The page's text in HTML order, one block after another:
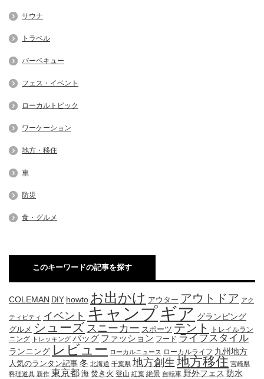
サウナ
トラベル
バーベキュー
フェス・イベント
ローカルトピック
ワーケーション
地方・移住
車
防災
食・グルメ
このキーワードの記事を探す
COLEMAN DIY howto お出かけ アウター アウトドア アク
ティビティ イベント キャンプギア グランピング
グルメ シューズ スニーカー スポーツ テント
トレイルラン
ニング トレッキング バッグ ファッション フード ライフスタイル
ランニング レビュー ローカルニュース ローカルライフ 九州地方
人気のランタン記事 冬 北海道 千葉県 地方創生 地方移住 宮崎県
料理道具 新作 東京都 海 焚き火 登山 紅葉 絶景 自転車 野外フェス 防水